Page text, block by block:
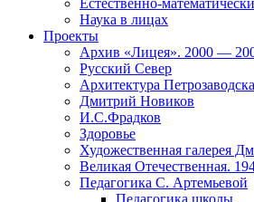
Естественно-
Наука в лицах
Проекты
Архив «Лицея». 2000 —
Русский Север
Архитектура Петрозаводска
Дмитрий Новиков
И.С.Фрадков
Здоровье
Художественная галерея
Великая Отечественная.
Педагогика С. Артемьевой